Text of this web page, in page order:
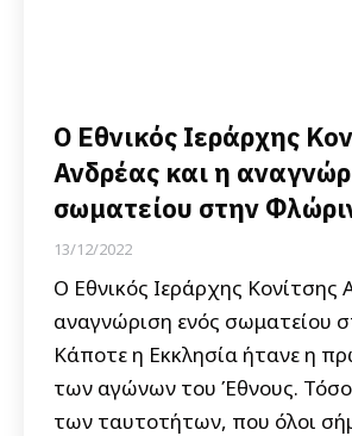
Ο Εθνικός Ιεράρχης
Ανδρέας και η
σωματείου στην
13/12/2022
Ο Εθνικός Ιεράρχης Κονίτσης
αναγνώριση ενός σωματείου
Κάποτε η Εκκλησία ήτανε η
των αγώνων του Έθνους.
των ταυτοτήτων, που όλοι